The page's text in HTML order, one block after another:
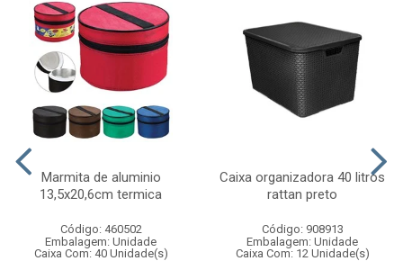
Marmita de aluminio
13,5x20,6cm termica
Código: 460502
Embalagem: Unidade
Caixa Com: 40 Unidade(s)
Caixa organizadora 40 litros
rattan preto
Código: 908913
Embalagem: Unidade
Caixa Com: 12 Unidade(s)